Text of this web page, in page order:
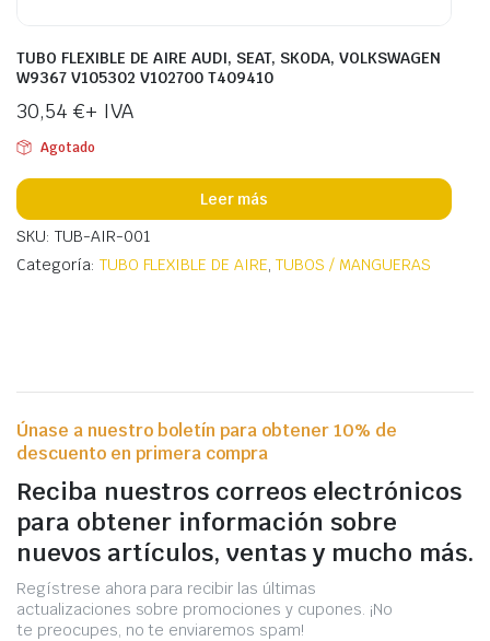
TUBO FLEXIBLE DE AIRE AUDI, SEAT, SKODA, VOLKSWAGEN
W9367 V105302 V102700 T409410
30,54 €+ IVA
Agotado
Leer más
SKU: TUB-AIR-001
Categoría: TUBO FLEXIBLE DE AIRE, TUBOS / MANGUERAS
Únase a nuestro boletín para obtener 10% de
descuento en primera compra
Reciba nuestros correos electrónicos
para obtener información sobre
nuevos artículos, ventas y mucho más.
Regístrese ahora para recibir las últimas
actualizaciones sobre promociones y cupones. ¡No
te preocupes, no te enviaremos spam!